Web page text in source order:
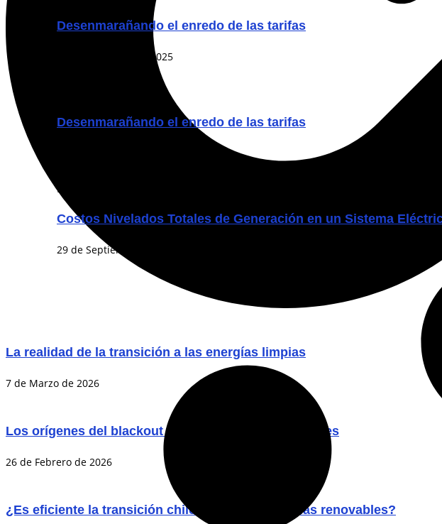
Desenmarañando el enredo de las tarifas
5 de Noviembre de 2025
Desenmarañando el enredo de las tarifas
Breves
Costos Nivelados Totales de Generación en un Sistema
29 de Septiembre de 2025
La realidad de la transición a las energías limpias
7 de Marzo de 2026
Los orígenes del blackout del 25 de febrero: Lecciones
26 de Febrero de 2026
¿Es eficiente la transición chilena a las tecnologías renovables?